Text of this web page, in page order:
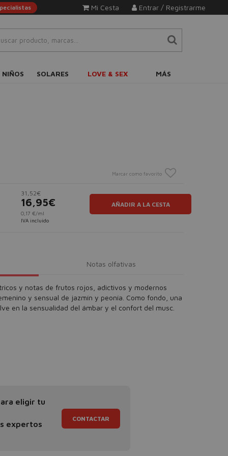
Entrar / Registrarme
Mi Cesta
SOLARES LOVE & SEX MÁS
Marcar como favorito
31,52€
16,95€
0,17 €/ml
IVA incluido
AÑADIR A LA CESTA
Notas olfativas
y notas de frutos rojos, adictivos y modernos
y sensual de jazmín y peonía. Como fondo, una
en la sensualidad del ámbar y el confort del musc.
eligir tu
expertos
CONTACTAR